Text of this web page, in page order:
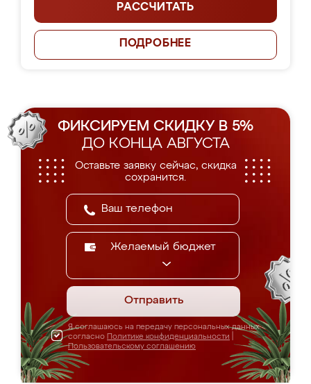
РАССЧИТАТЬ
ПОДРОБНЕЕ
ФИКСИРУЕМ СКИДКУ В 5%
ДО КОНЦА АВГУСТА
Оставьте заявку сейчас, скидка
сохранится.
Желаемый бюджет
Отправить
Я соглашаюсь на передачу персональных данных
согласно Политике конфиденциальности
Пользовательскому соглашению